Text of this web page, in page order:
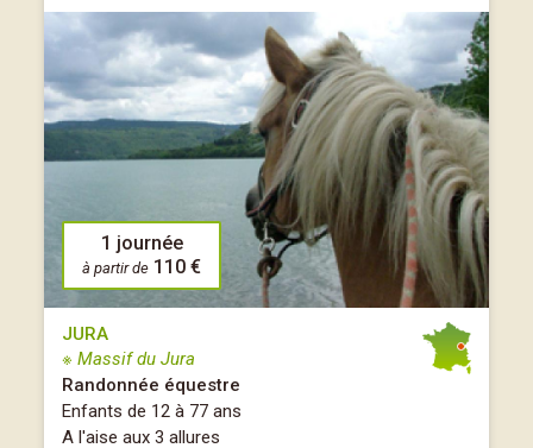
1 journée
à partir de 110 €
JURA
※ Massif du Jura
Randonnée équestre
Enfants de 12 à 77 ans
A l'aise aux 3 allures